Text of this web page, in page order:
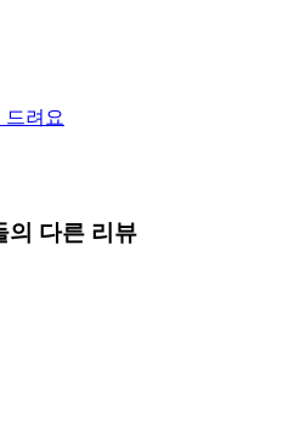
드려요
의 다른 리뷰